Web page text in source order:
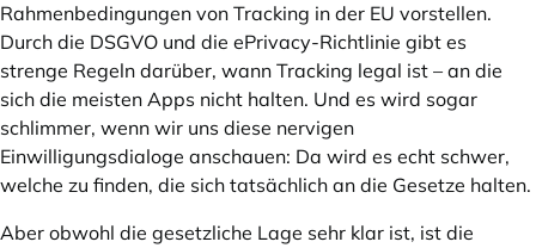
Rahmenbedingungen von Tracking in der EU vorstellen.
Durch die DSGVO und die ePrivacy-Richtlinie gibt es
strenge Regeln darüber, wann Tracking legal ist – an die
sich die meisten Apps nicht halten. Und es wird sogar
schlimmer, wenn wir uns diese nervigen
Einwilligungsdialoge anschauen: Da wird es echt schwer,
welche zu finden, die sich tatsächlich an die Gesetze halten.
Aber obwohl die gesetzliche Lage sehr klar ist, ist die